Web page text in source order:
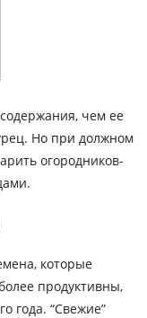
чем ее
Но при должном
огородников-
которые
продуктивны,
года. “Свежие”